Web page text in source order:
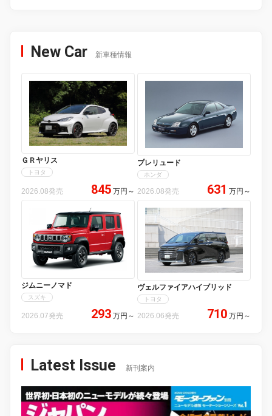
New Car 新車種情報
ＧＲヤリス
トヨタ
2026.08発売 845 万円 ～
プレリュード
ホンダ
2026.08発売 631 万円 ～
ジムニーノマド
スズキ
2026.07発売 293 万円 ～
ヴェルファイアハイブリッド
トヨタ
2026.06発売 710 万円 ～
Latest Issue 新刊案内